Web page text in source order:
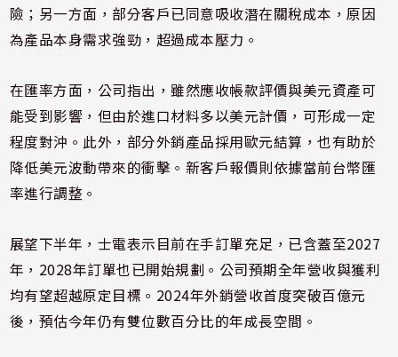
險；另一方面，部分客戶已同意吸收潛在關稅成本，原因
為產品本身需求強勁，超過成本壓力。
在匯率方面，公司指出，雖然應收帳款評價與美元資產可
能受到影響，但由於進口材料多以美元計價，可形成一定
程度對沖。此外，部分外銷產品採用歐元結算，也有助於
降低美元波動帶來的衝擊。新客戶報價則依據當前台幣匯
率進行調整。
展望下半年，士電表示目前在手訂單充足，已含蓋至2027
年，2028年訂單也已開始規劃。公司預期全年營收與獲利
均有望超越原定目標。2024年外銷營收首度突破百億元
後，預估今年仍有雙位數百分比的年成長空間。